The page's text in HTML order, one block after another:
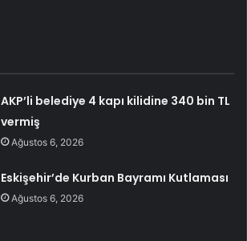
AKP’li belediye 4 kapı kilidine 340 bin TL
vermiş
Ağustos 6, 2026
Eskişehir’de Kurban Bayramı Kutlaması
Ağustos 6, 2026